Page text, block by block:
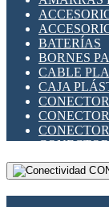
LLAVES
MOTORES
PLC -
RELÉS DE
SENSORES
BATERÍAS
BORNES
CABLE
CAJA
DIP